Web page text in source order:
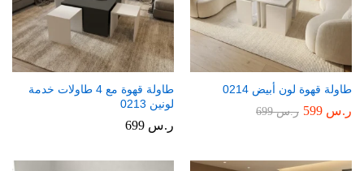
طاولة قهوة لون أبيض 0214
ر.س ر.س699
طاولة قهوة مع 4 طاولات خدمة
لونين 0213
ر.س